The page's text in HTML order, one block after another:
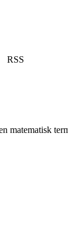
RSS
matematisk